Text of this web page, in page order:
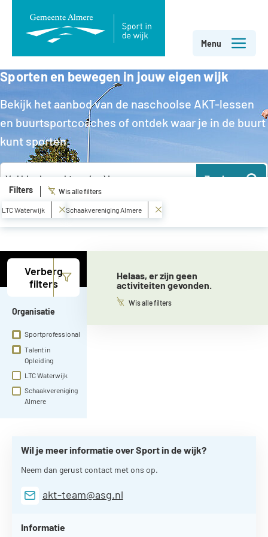
paginainhoud
Menu
Sporten en bewegen in jouw eigen wijk
Bekijk het aanbod van de naschoolse AKT-lessen
en buurtsportcoaches of ontdek waar je in de buurt
kunt sporten.
Zoeken
Filters Wis alle filters
LTC Waterwijk Schaakvereniging Almere
Verberg
filters
Organisatie
Sportprofessional
Talent in
Opleiding
LTC Waterwijk
Schaakvereniging
Almere
Helaas, er zijn geen
activiteiten gevonden.
Wis alle filters
Wil je meer informatie over Sport in de wijk?
Neem dan gerust contact met ons op.
akt-team@asg.nl
Informatie